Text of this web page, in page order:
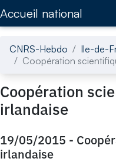
Accueil national
CNRS-Hebdo Ile-de-
Coopération
Coopération
irlandaise
19/05/2015 -
irlandaise